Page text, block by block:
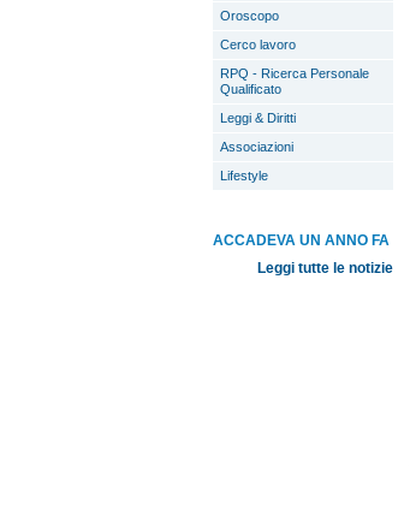
Oroscopo
Cerco lavoro
RPQ - Ricerca Personale
Qualificato
Leggi & Diritti
Associazioni
Lifestyle
ACCADEVA UN ANNO FA
Leggi tutte le notizie